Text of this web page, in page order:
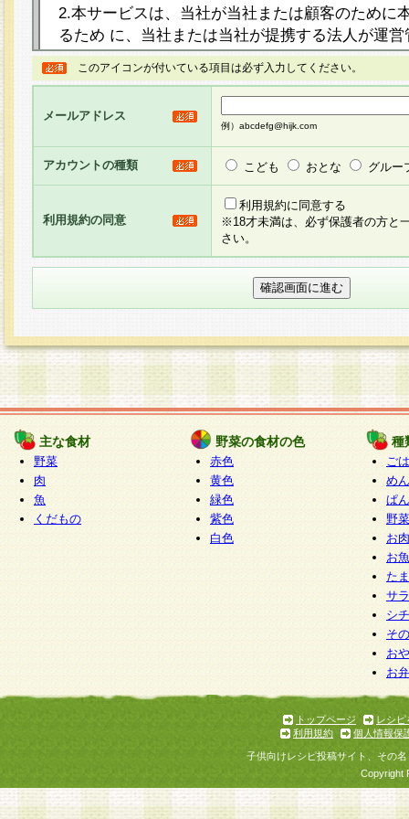
2.本サービスは、当社が当社または顧客のために
るため に、当社または当社が提携する法人が運
ト（以下「本サイト」といいます。）上に本サー
ージを設け、会員がアンケー ト調査に回答する
し、その結果を当社が集計・分析その他の利用を
るものです。なお、本サービスは、それぞれの目
員に対して本サービスの依頼を行うこともあり、
た全ての会員に対して本サービスの依頼をすると
りま す。
3.当社は、会員の事前の承諾を得ることなく、当
方 法・手段にて、本規約を任意に制定、変更ま
きるものとします。改定後の本規約等は、本規約
に掲示したときに、その 他の諸規定については
てその効力を生じるものとします。
4.本規約は、会員登録希望者による会員登録手続
の当社による会員登録の承認が完了した時点で会
たものとみなされ、会員に対して適用されるもの
5.当社がお聞きする個人情報は、すべて会員登録
で提 供いただいたものと考えております。従っ
自らの個人情報の提供を希望されない場合には、
をお預かりいたしません が、提供されないこと
商品やサービス等をご利用いただけない場合があ
了承ください。
6.当社は、お客様から当社が保有している個人情
加・ 利用停止等を求められた場合には、ご本人
て確認できた場合に限り、法令に準拠して合理的
いただきます。なお、開示 請求等の請求先は個
ります。
1.会員とは、本規約等を承諾のうえ、当社所定の
了し、当社が承認した者、グループとします。な
が以下に該当する場合は会員登録をすることがで
このアイコンが付いている項目は必ず入力してください。
メールアドレス
例）abcdefg@hijk.com
アカウントの種類 こども おとな グルー
利用規約の同意
利用規約に同意する
※18才未満は、必ず保護者の方と
さい。
主な食材
野菜
肉
魚
くだもの
野菜の食材の色
赤色
黄色
緑色
紫色
白色
種
ご
めん
ぱん
野
お
お
た
サ
シ
そ
お
お
トップページ
レシピ
利用規約
個人情報保
子供向けレシピ投稿サイト、その
Copyright